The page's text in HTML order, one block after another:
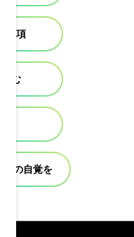
事項
しむ
ての自覚を